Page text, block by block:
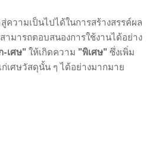
ความเป็นไปได้ในการสร้างสรรค์ผล
มารถตอบสนองการใช้งานได้อย่าง
-เศษ" ให้เกิดความ "พิเศษ" ซึ่งเพิ่ม
ศษวัสดุนั้น ๆ ได้อย่างมากมาย